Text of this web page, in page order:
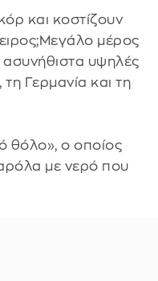
και κοστίζουν
μέρος
ασυνήθιστα υψηλές
Γερμανία και τη
θόλο», ο οποίος
με νερό που